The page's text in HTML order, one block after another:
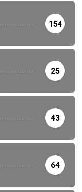
154
25
43
64